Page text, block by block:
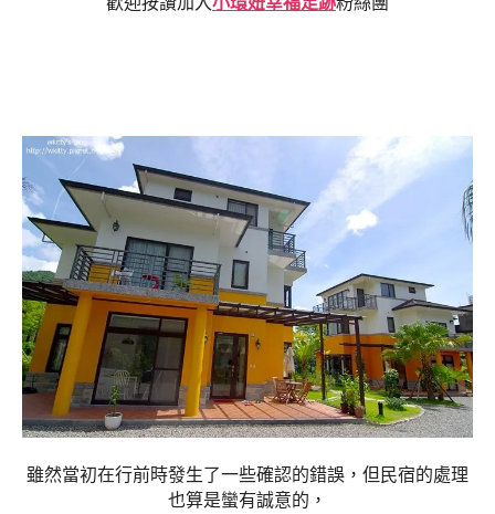
雖然當初在行前時發生了一些確認的錯誤，但民宿的處理
也算是蠻有誠意的，